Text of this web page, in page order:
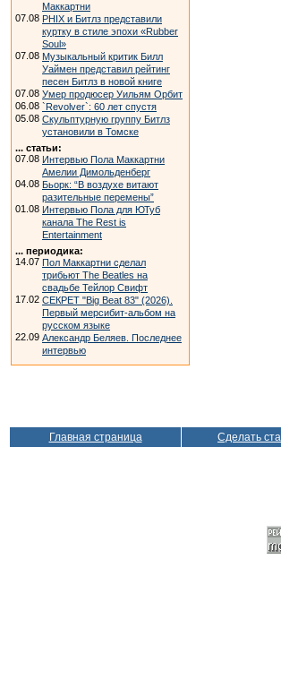
Маккартни
07.08 PHIX и Битлз представили
куртку в стиле эпохи «Rubber
Soul»
07.08 Музыкальный критик Билл
Уаймен представил рейтинг
песен Битлз в новой книге
07.08 Умер продюсер Уильям Орбит
06.08 `Revolver`: 60 лет спустя
05.08 Скульптурную группу Битлз
установили в Томске
... статьи:
07.08 Интервью Пола Маккартни
Амелии Димольденберг
04.08 Бьорк: “В воздухе витают
разительные перемены”
01.08 Интервью Пола для ЮТуб
канала The Rest is
Entertainment
... периодика:
14.07 Пол Маккартни сделал
трибьют The Beatles на
свадьбе Тейлор Свифт
17.02 СЕКРЕТ "Big Beat 83" (2026).
Первый мерсибит-альбом на
русском языке
22.09 Александр Беляев. Последнее
интервью
Главная страница Сделать